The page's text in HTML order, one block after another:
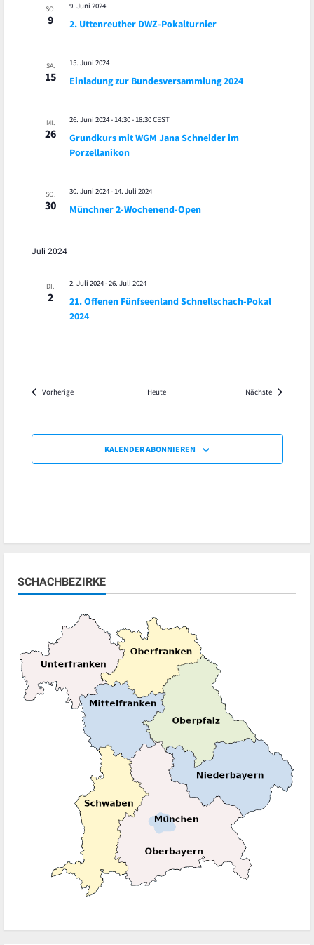
SO.
9 2. Uttenreuther DWZ-Pokalturnier
9. Juni 2024
SA.
15 Einladung zur Bundesversammlung 2024
15. Juni 2024
MI.
26
Grundkurs mit WGM Jana Schneider im
Porzellanikon
26. Juni 2024 - 14:30- 18:30CEST
SO.
30 Münchner 2-Wochenend-Open
30. Juni 2024- 14. Juli 2024
Juli 2024
DI.
2
21. Offenen Fünfseenland Schnellschach-Pokal
2024
2. Juli 2024-26. Juli 2024
VorherigeVeranstaltungen Heute Nächste
KALENDER ABONNIEREN
SCHACHBEZIRKE